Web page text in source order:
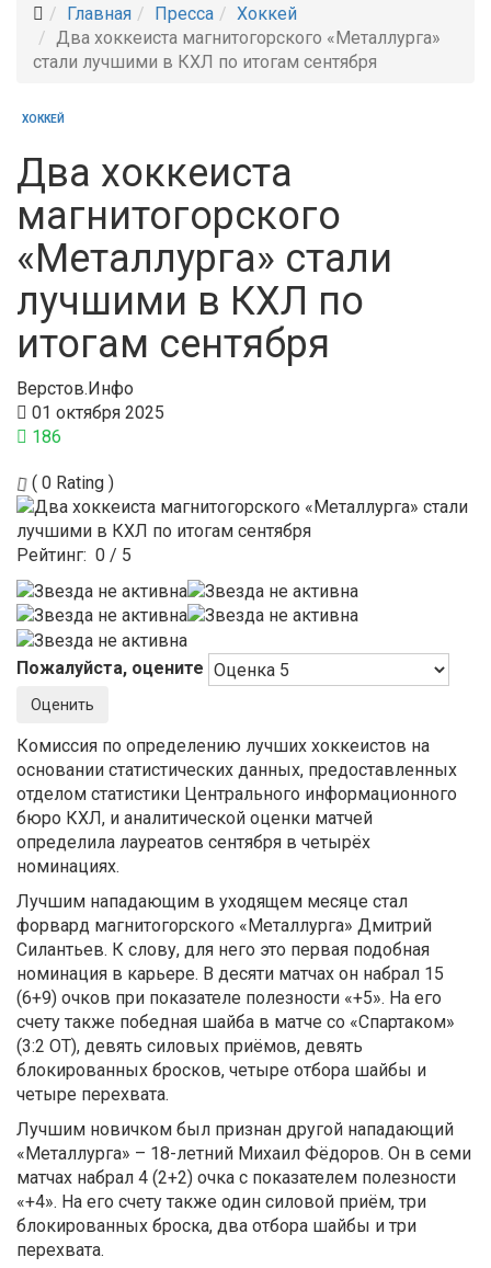
Главная Пресса
Хоккей
Два хоккеиста магнитогорского «Металлурга»
стали лучшими в КХЛ по итогам сентября
ХОККЕЙ
Два хоккеиста
магнитогорского
«Металлурга» стали
лучшими в КХЛ по
итогам сентября
Верстов.Инфо
01 октября 2025
186
( 0 Rating )
Рейтинг: 0 / 5
Пожалуйста, оцените
Комиссия по определению лучших хоккеистов на
основании статистических данных, предоставленных
отделом статистики Центрального информационного
бюро КХЛ, и аналитической оценки матчей
определила лауреатов сентября в четырёх
номинациях.
Лучшим нападающим в уходящем месяце стал
форвард магнитогорского «Металлурга» Дмитрий
Силантьев. К слову, для него это первая подобная
номинация в карьере. В десяти матчах он набрал 15
(6+9) очков при показателе полезности «+5». На его
счету также победная шайба в матче со «Спартаком»
(3:2 ОТ), девять силовых приёмов, девять
блокированных бросков, четыре отбора шайбы и
четыре перехвата.
Лучшим новичком был признан другой нападающий
«Металлурга» – 18-летний Михаил Фёдоров. Он в семи
матчах набрал 4 (2+2) очка с показателем полезности
«+4». На его счету также один силовой приём, три
блокированных броска, два отбора шайбы и три
перехвата.